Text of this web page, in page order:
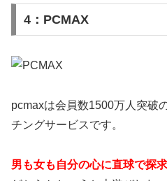
4：PCMAX
pcmaxは会員数1500万人突破
チングサービスです。
男も女も自分の心に直球で探